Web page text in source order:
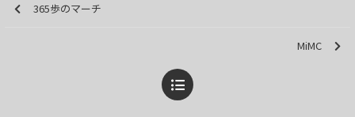
365歩のマーチ
MiMC